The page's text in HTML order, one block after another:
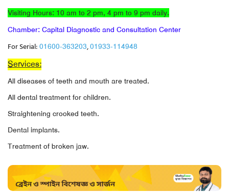
Visiting Hours: 10 am to 2 pm, 4 pm to 9 pm daily.
Chamber: Capital Diagnostic and Consultation Center
For Serial: 01600-363203,01933-114948
Services:
All diseases of teeth and mouth are treated.
All dental treatment for children.
Straightening crooked teeth.
Dental implants.
Treatment of broken jaw.